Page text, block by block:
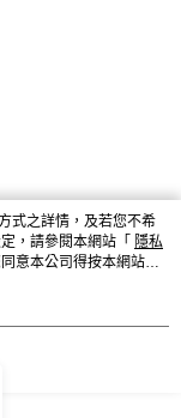
式之詳情，及若您不希
，請參閱本網站「 隱私
意本公司得按本網站使